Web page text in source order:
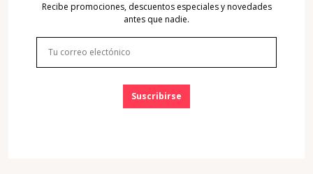
Recibe promociones, descuentos especiales y novedades
antes que nadie.
Suscribirse